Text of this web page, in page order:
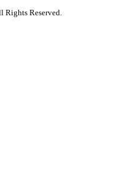
Rights Reserved.